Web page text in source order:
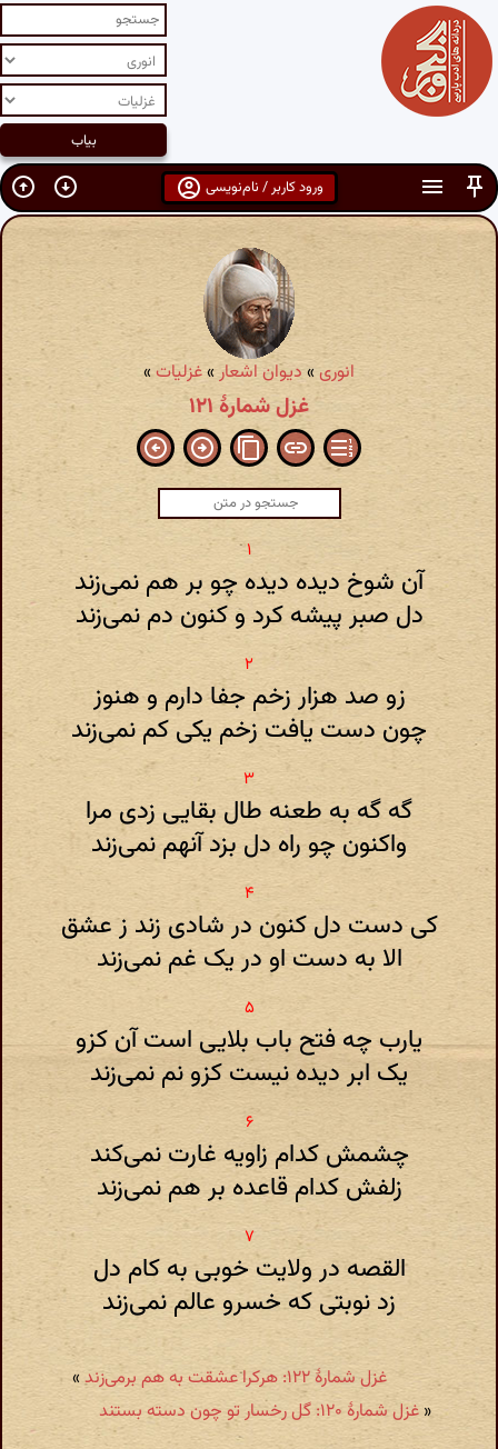
ورود کاربر / نام‌نویسی
انوری»دیوان اشعار»غزلیات»
غزل شمارهٔ ۱۲۱
آن شوخ دیده دیده چو بر هم نمی‌زند
دل صبر پیشه کرد و کنون دم نمی‌زند
زو صد هزار زخم جفا دارم و هنوز
چون دست یافت زخم یکی کم نمی‌زند
گه گه به طعنه طال بقایی زدی مرا
واکنون چو راه دل بزد آنهم نمی‌زند
کی دست دل کنون در شادی زند ز عشق
الا به دست او در یک غم نمی‌زند
یارب چه فتح باب بلایی است آن کزو
یک ابر دیده نیست کزو نم نمی‌زند
چشمش کدام زاویه غارت نمی‌کند
زلفش کدام قاعده بر هم نمی‌زند
القصه در ولایت خوبی به کام دل
زد نوبتی که خسرو عالم نمی‌زند
غزل شمارهٔ ۱۲۲: هرکرا عشقت به هم برمی‌زند
»
« غزل شمارهٔ ۱۲۰: گل رخسار تو چون دسته بستند